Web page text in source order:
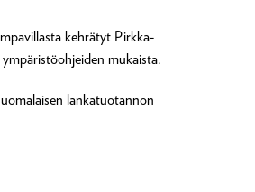
kehrätyt Pirkka-
mukaista.
lankatuotannon